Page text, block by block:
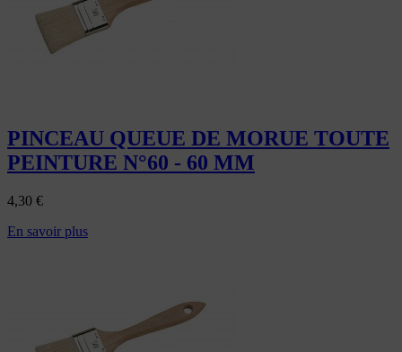
PINCEAU QUEUE DE MORUE TOUTE
PEINTURE N°60 - 60 MM
4,30 €
En savoir plus